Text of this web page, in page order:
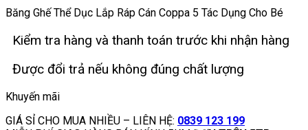
Băng Ghế Thể Dục Lắp Ráp Cán Coppa 5 Tác Dụng Cho Bé
Kiểm tra hàng và thanh toán trước khi nhận hàng
Được đổi trả nếu không đúng chất lượng
Khuyến mãi
GIÁ SỈ CHO MUA NHIỀU – LIÊN HỆ: 0839 123 199